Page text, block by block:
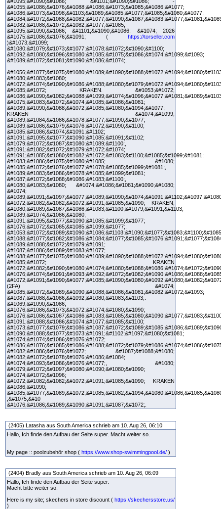
&#1055;&#1086;&#1076;&#1088;&#1086;&#1073;&#1085;&#1086;&#1077;
&#1086;&#1073;&#1098;&#1103;&#1089;&#1085;&#1077;&#1085;&#1080;&#1077;
&#1082;&#1088;&#1072;&#1082;&#1077;&#1085;
&#1095;&#1090;&#1086; &#1101;&#1090;&#1086; &#1074; 2026
&#1075;&#1086;&#1076;&#1091; ( https://torseller.com
)&#1073;&#1099;
&#1080;&#1079;&#1073;&#1077;&#1078;&#1072;&#1090;&#1100;
&#1092;&#1080;&#1096;&#1080;&#1085;&#1075;&#1086;&#1074;&#1099;&#1093;
&#1089;&#1072;&#1081;&#1090;&#1086;&#1074;.
&#1080;&#1083;&#1080;
&#1085;&#1072; KRAKEN. &#1053;&#1072;
&#1075;&#1083;&#1072;&#1074;&#1085;&#1086;&#1081;
&#1089;&#1090;&#1088;&#1072;&#1085;&#1080;&#1094;&#1077;
KRAKEN &#1074;&#1099;
&#1089;&#1084;&#1086;&#1078;&#1077;&#1090;&#1077;
&#1089;&#1086;&#1079;&#1076;&#1072;&#1090;&#1100;
&#1085;&#1086;&#1074;&#1091;&#1102;
&#1091;&#1095;&#1077;&#1090;&#1085;&#1091;&#1102;
&#1079;&#1072;&#1087;&#1080;&#1089;&#1100;,
&#1091;&#1082;&#1072;&#1079;&#1072;&#1074;
&#1091;&#1085;&#1080;&#1082;&#1072;&#1083;&#1100;&#1085;&#1099;&#1081;
&#1083;&#1086;&#1075;&#1080;&#1085; &#1080;
&#1085;&#1072;&#1076;&#1077;&#1078;&#1085;&#1099;&#1081;,
&#1089;&#1083;&#1086;&#1078;&#1085;&#1099;&#1081;
&#1087;&#1072;&#1088;&#1086;&#1083;&#1100;,
&#1080;&#1083;&#1080; &#1074;&#1086;&#1081;&#1090;&#1080;
&#1074;
&#1072;&#1082;&#1082;&#1072;&#1091;&#1085;&#1090; KRAKEN,
&#1080;&#1089;&#1087;&#1086;&#1083;&#1100;&#1079;&#1091;&#1103;
&#1089;&#1074;&#1086;&#1080;
&#1091;&#1095;&#1077;&#1090;&#1085;&#1099;&#1077;
&#1076;&#1072;&#1085;&#1085;&#1099;&#1077;.
&#1089;&#1088;&#1072;&#1079;&#1091;
&#1087;&#1086;&#1089;&#1083;&#1077;
&#1085;&#1072; KRAKEN
(2FA) &#1074;
&#1085;&#1072;&#1089;&#1090;&#1088;&#1086;&#1081;&#1082;&#1072;&#1093;
&#1087;&#1088;&#1086;&#1092;&#1080;&#1083;&#1103;.
&#1069;&#1090;&#1086;
&#1076;&#1086;&#1073;&#1072;&#1074;&#1080;&#1090;
&#1091;&#1088;&#1086;&#1074;&#1077;&#1085;&#1100;
&#1090;&#1088;&#1077;&#1073;&#1091;&#1102;&#1097;&#1080;&#1081;
&#1074;&#1074;&#1086;&#1076;&#1072;
&#1082;&#1086;&#1076;&#1072; &#1087;&#1088;&#1080;
&#1082;&#1072;&#1078;&#1076;&#1086;&#1084;
&#1074;&#1093;&#1086;&#1076;&#1077;, &#1080;
&#1079;&#1072;&#1097;&#1080;&#1090;&#1080;&#1090;
&#1074;&#1072;&#1096;
&#1072;&#1082;&#1082;&#1072;&#1091;&#1085;&#1090; KRAKEN
&#1086;&#1090;
;&#1075;&#10
&#1076;&#1086;&#1089;&#1090;&#1091;&#1087;&#1072;.
(2405) Latasha aus South America schrieb am 10. Aug 26, 06:10
Hallo, Ich finde den Aufbau der Seite super. Macht weiter so.
My page :: poolzubehör shop ( https://www.shop-swimmingpool.de/ )
(2404) Bradly aus South America schrieb am 10. Aug 26, 06:09
Hallo, Ich finde den Aufbau der Seite super.
Macht bitte weiter so.
Here is my site; skechers in store discount ( https://skechersstore.us/
)